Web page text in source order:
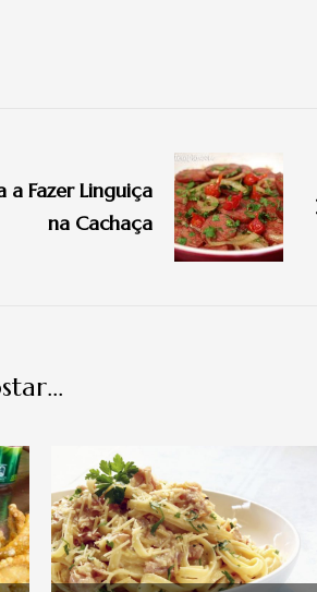
a Fazer Linguiça
na Cachaça